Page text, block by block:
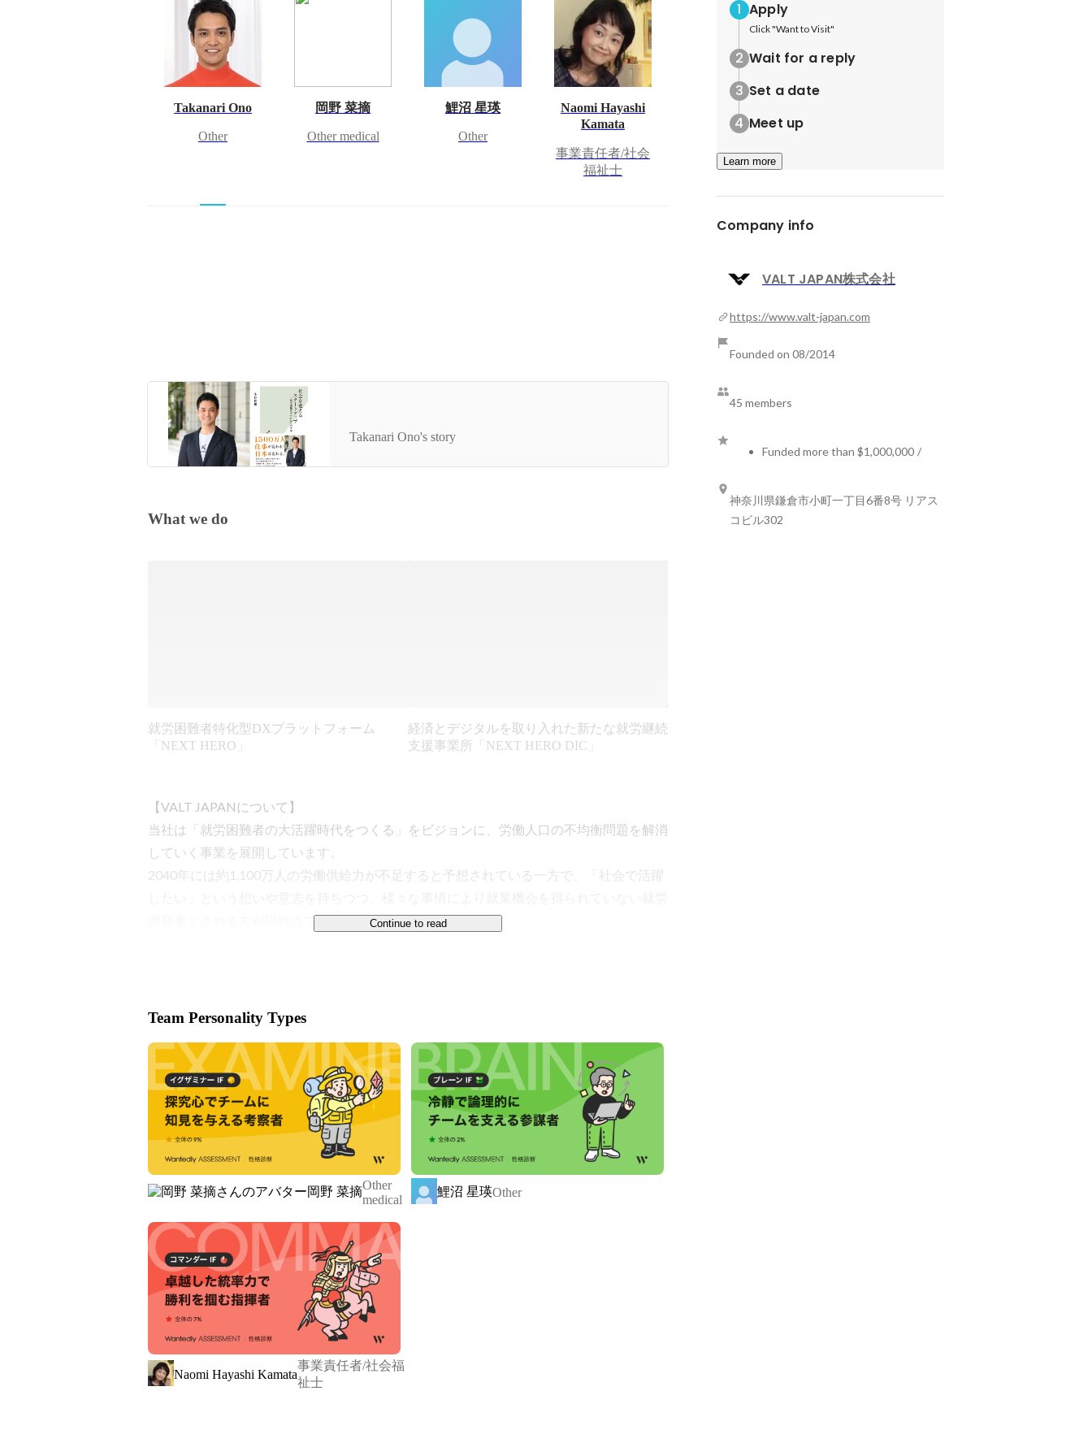
Takanari Ono
Other
岡野 菜摘
Other medical
鯉沼 星瑛
Other
Naomi Hayashi
Kamata
事業責任者/社会
福祉士
出版のお知らせ・背景
Takanari Ono's story
What we do
就労困難者特化型DXプラットフォーム
「NEXT HERO」
経済とデジタルを取り入れた新たな就労継続
支援事業所「NEXT HERO DIC」
【VALT JAPANについて】
当社は「就労困難者の大活躍時代をつくる」をビジョンに、労働人口の不均衡問題を解消
していく事業を展開しています。
2040年には約1,100万人の労働供給力が不足すると予想されている一方で、「社会で活躍
困難者とされる方が現時点で約1,500万人いるとされています。
※就労継続支援事業所：障がいや疾患のある方に働く機会を提供し、より自立した生活が
【就労困難者特化型BPOプラットフォーム"NEXT HERO"】
■サービス内容
当社のBPOサービス「NEXT HERO」は、全国の就労継続支援事業所のスキル・リソース
データを基に、就労困難者も企業もDXが加速するプラットフォームです。
受注した仕事を通じて活躍するワーカーと、事業成長に直結する業務に集中できるように
なる発注企業が、共に主役となって輝くことを目指しています。
全国の就業継続支援事業所は国の財源で運営され、就労困難者は施設に通って作業などを
しておりますが、非常に低い時給で作業を行っているのが現状です。
これは、それぞれの施設が民間企業へ仕事獲得のための営業等に注力できないことが要因
の一つです。
そこで当社がプラットフォームとなり「仕事の流通」を起こすべく、全国の事業所と提
携。民間企業へ営業したり、受注した仕事を事業所へ差配しております。
顧客からはSaaSのデータ入力、AI教師データ作成、清掃、通販の発送代行など、多くのニ
Continue to read
Team Personality Types
岡野 菜摘Other
medical
鯉沼 星瑛Other
Naomi Hayashi Kamata
事業責任者/社会福
祉士
Apply
Click "Want to Visit"
Wait for a reply
Set a date
Meet up
Learn more
Company info
VALT JAPAN株式会社
https://www.valt-japan.com
Founded on 08/2014
45 members
Funded more than $1,000,000 /
神奈川県鎌倉市小町一丁目6番8号 リアス
コビル302